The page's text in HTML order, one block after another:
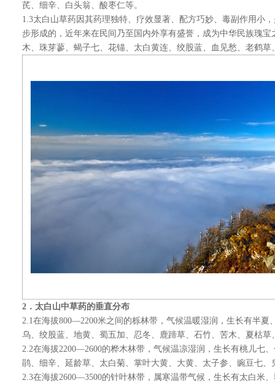
芪、细辛、白头翁、酸枣仁等。
1.3太白山草药因其药理独特、疗效显著、配方巧妙、毒副作用小
步形成的，近年来在民间乃至国内外享有盛誉，成为中华民族瑰
木、珠芽蓼、蝎子七、花锚、太白黄连、绞股蓝、血见愁、老鹤草
2 ．太白山中草药的垂直分布
2.1在海拔800—2200米之间的栎林带，气候温暖湿润，生长有半夏
乌、绞股蓝、地黄、蜀五加、忍冬、鹿蹄草、石竹、苦木、夏枯草
2.2在海拔2200—2600的桦木林带，气候温凉湿润，生长有桃儿七
鹃、细辛、延龄草、太白菊、掌叶大黄、大黄、太子参、豌豆七
2.3在海拔2600—3500的针叶林带，属寒温带气候，生长有太白米